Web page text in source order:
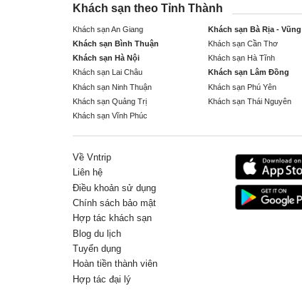
Khách sạn theo Tỉnh Thành
Khách sạn An Giang Khách sạn Bà Rịa -
Khách sạn Bình Thuận
Khách sạn Cần Thơ
Khách sạn Hà Nội
Khách sạn Hà Tĩnh
Khách sạn Lai Châu
Khách sạn Lâm Đồng
Khách sạn Ninh Thuận
Khách sạn Phú Yên
Khách sạn Quảng Trị
Khách sạn Thái Nguyên
Khách sạn Vĩnh Phúc
Về Vntrip
Liên hệ
Điều khoản sử dụng
Chính sách bảo mật
Hợp tác khách sạn
Blog du lịch
Tuyển dụng
Hoàn tiền thành viên
Hợp tác đại lý